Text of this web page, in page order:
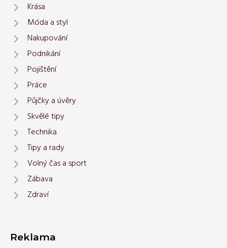
Krása
Móda a styl
Nakupování
Podnikání
Pojištění
Práce
Půjčky a úvěry
Skvělé tipy
Technika
Tipy a rady
Volný čas a sport
Zábava
Zdraví
Reklama